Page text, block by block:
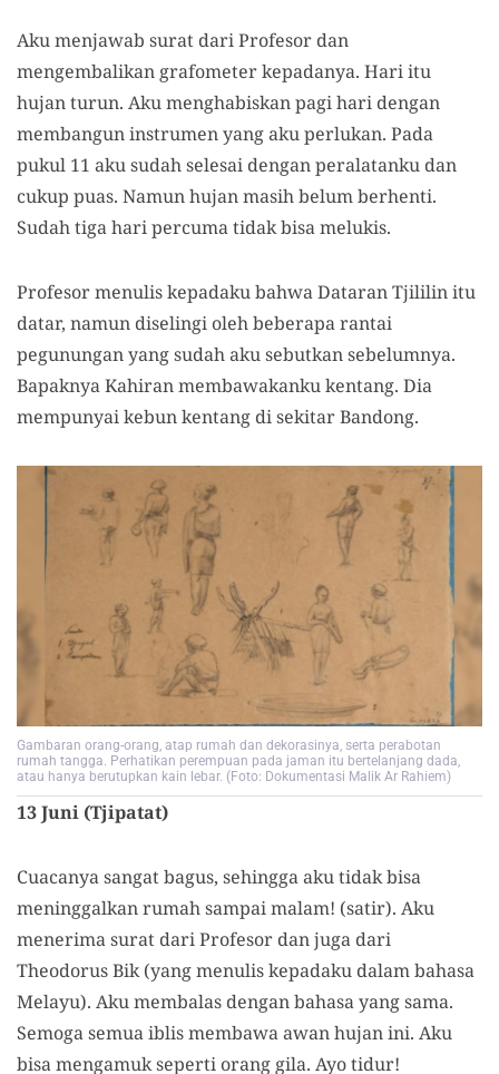
Aku menjawab surat dari Profesor dan
mengembalikan grafometer kepadanya. Hari itu
hujan turun. Aku menghabiskan pagi hari dengan
membangun instrumen yang aku perlukan. Pada
pukul 11 aku sudah selesai dengan peralatanku dan
cukup puas. Namun hujan masih belum berhenti.
Sudah tiga hari percuma tidak bisa melukis.
Profesor menulis kepadaku bahwa Dataran Tjililin itu
datar, namun diselingi oleh beberapa rantai
pegunungan yang sudah aku sebutkan sebelumnya.
Bapaknya Kahiran membawakanku kentang. Dia
mempunyai kebun kentang di sekitar Bandong.
Gambaran orang-orang, atap rumah dan dekorasinya, serta perabotan
rumah tangga. Perhatikan perempuan pada jaman itu bertelanjang dada,
atau hanya berutupkan kain lebar. (Foto: Dokumentasi Malik Ar Rahiem)
13 Juni (Tjipatat)
Cuacanya sangat bagus, sehingga aku tidak bisa
meninggalkan rumah sampai malam! (satir). Aku
menerima surat dari Profesor dan juga dari
Theodorus Bik (yang menulis kepadaku dalam bahasa
Melayu). Aku membalas dengan bahasa yang sama.
Semoga semua iblis membawa awan hujan ini. Aku
bisa mengamuk seperti orang gila. Ayo tidur!